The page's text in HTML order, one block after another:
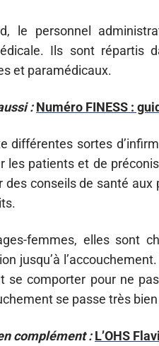
le personnel
Ils sont répartis
et paramédicaux.
: Numéro FINESS :
différentes sortes
les patients et de
des conseils de santé
femmes, elles sont
jusqu’à
se comporter pour ne
se passe très
complément : L’OHS